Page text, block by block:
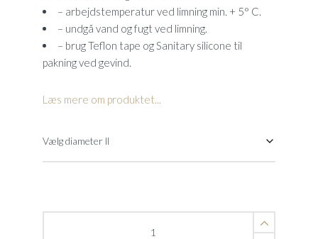
– arbejdstemperatur ved limning min. + 5° C.
– undgå vand og fugt ved limning.
– brug Teflon tape og Sanitary silicone til
pakning ved gevind.
Læs mere om produktet...